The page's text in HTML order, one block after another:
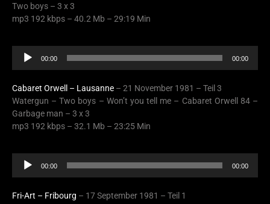
Two boys – 3 x 3
mp3 192 kbps – 40.2 Mb – 29:19 Min
Audio
Player
00:00 00:00
Cabaret Orwell – Lausanne – 21 November 1981 – Teil 3
Watergun – Two boys – Won’t you tell me – Cabaret Orwell 84 –
Garbage man – 3 x 3
mp3 192 kbps – 32.1 Mb – 23:25 Min
Audio
Player
00:00 00:00
Fri-Art – Fribourg – 17 September 1981 – Teil 1